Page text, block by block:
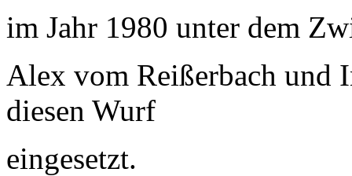
im Jahr 1980 unter dem
Alex vom Reißerbach und
diesen Wurf
eingesetzt.